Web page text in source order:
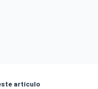
artículo